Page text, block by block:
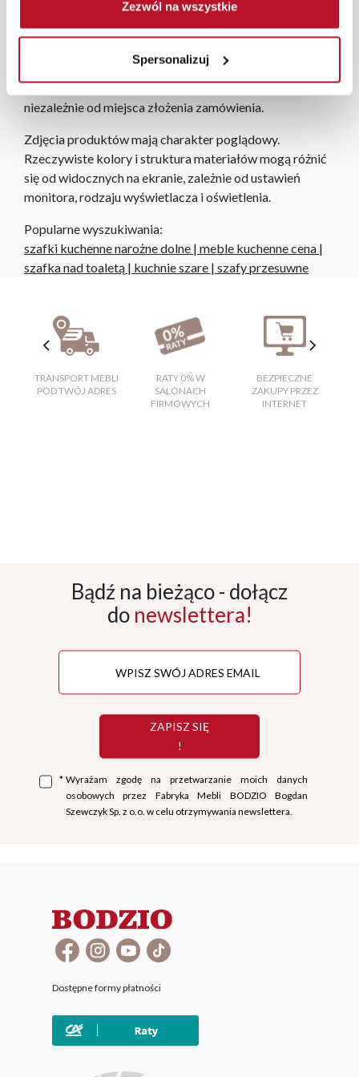
Zezwól na wszystkie
Spersonalizuj
złożone w sklepie stacjonarnym dostarczymy do 3 dni
roboczych na terenie całej Polski. W przypadku
roboczych, również na terenie całego kraju. Wszystkie
zamówienia powyżej 1000 zł dostarczamy gratis
niezależnie od miejsca złożenia zamówienia.
Zdjęcia produktów mają charakter poglądowy.
Rzeczywiste kolory i struktura materiałów mogą różnić
się od widocznych na ekranie, zależnie od ustawień
monitora, rodzaju wyświetlacza i oświetlenia.
Popularne wyszukiwania:
szafki kuchenne narożne dolne | meble kuchenne cena |
szafka nad toaletą | kuchnie szare | szafy przesuwne
TRANSPORT MEBLI
POD TWÓJ ADRES
RATY 0% W
SALONACH
FIRMOWYCH
BEZPIECZNE
ZAKUPY PRZEZ
INTERNET
Bądź na bieżąco - dołącz
do newslettera!
ZAPISZ SIĘ
!
* Wyrażam zgodę na przetwarzanie moich danych
osobowych przez Fabryka Mebli BODZIO Bogdan
Szewczyk Sp. z o.o. w celu otrzymywania newslettera.
Dostępne formy płatności